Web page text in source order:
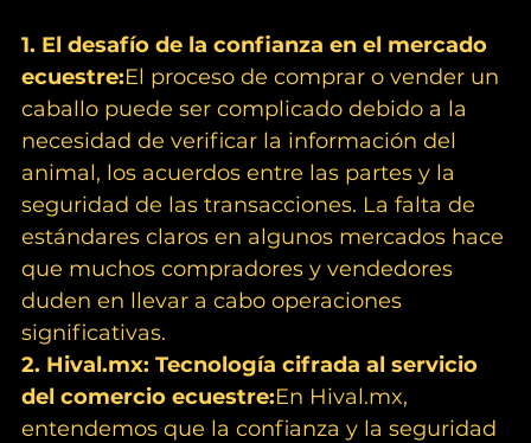
1. El desafío de la confianza en el mercado
ecuestre:El proceso de comprar o vender un
caballo puede ser complicado debido a la
necesidad de verificar la información del
animal, los acuerdos entre las partes y la
seguridad de las transacciones. La falta de
estándares claros en algunos mercados hace
que muchos compradores y vendedores
duden en llevar a cabo operaciones
significativas.
2. Hival.mx: Tecnología cifrada al servicio
del comercio ecuestre:En Hival.mx,
entendemos que la confianza y la seguridad